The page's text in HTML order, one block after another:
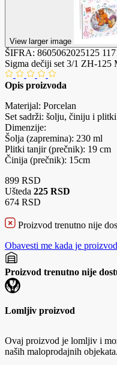
View larger image
ŠIFRA: 8605062025125
Sigma dečiji set 3/1 ZH-
Opis proizvoda
Materijal: Porcelan
Set sadrži: šolju, činiju i
Dimenzije:
Šolja (zapremina): 230 ml
Plitki tanjir (prečnik): 19 cm
Činija (prečnik): 15cm
899 RSD
Ušteda 225 RSD
674 RSD
Proizvod trenutno nije
Obavesti me kada je
Proizvod trenutno nije
Lomljiv proizvod
Ovaj proizvod je lomljiv i
naših maloprodajnih objekata.